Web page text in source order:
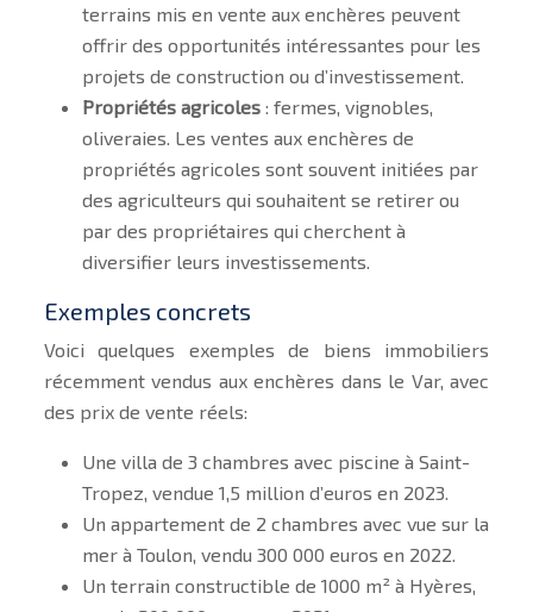
terrains mis en vente aux enchères peuvent
offrir des opportunités intéressantes pour les
projets de construction ou d’investissement.
Propriétés agricoles : fermes, vignobles,
oliveraies. Les ventes aux enchères de
propriétés agricoles sont souvent initiées par
des agriculteurs qui souhaitent se retirer ou
par des propriétaires qui cherchent à
diversifier leurs investissements.
Exemples concrets
Voici quelques exemples de biens immobiliers
récemment vendus aux enchères dans le Var, avec
des prix de vente réels:
Une villa de 3 chambres avec piscine à Saint-
Tropez, vendue 1,5 million d’euros en 2023.
Un appartement de 2 chambres avec vue sur la
mer à Toulon, vendu 300 000 euros en 2022.
Un terrain constructible de 1000 m² à Hyères,